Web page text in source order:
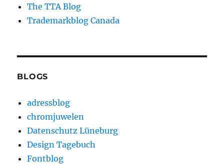
The TTA Blog
Trademarkblog Canada
BLOGS
adressblog
chromjuwelen
Datenschutz Lüneburg
Design Tagebuch
Fontblog